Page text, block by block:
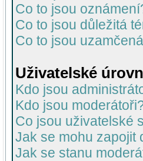
Co to jsou
Co to jsou důležitá
Co to jsou
Uživatelské
Kdo jsou
Kdo jsou
Co jsou uživatelské
Jak se mohu zapojit
Jak se stanu